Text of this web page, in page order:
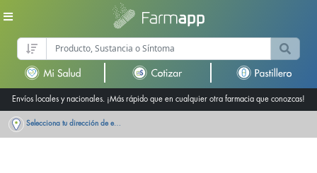
Envíos locales y nacionales. ¡Más rápido que en cualquier otra farmacia que conozcas!
Selecciona tu dirección de entrega